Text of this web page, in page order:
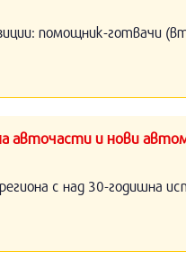
помощник-готвачи
и нови
с над 30-годишна